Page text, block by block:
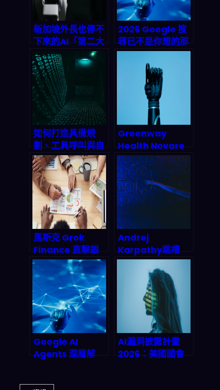
新加坡外長也停不
下來的AI「第二大
腦」：
NanoClaw如何
用1200萄USD顛
覆OpenClaw壟
斷？
2026 Google 搜
尋已不是你想的那
樣：LLM 全面接管
下的 SEO 生存法
則與流量重分配解
如何打造具備規
劃、工具呼叫與自
我批判能力的進階
Agentic AI 系
統？2026 終極實
戰指南
Greenway
Health Novare
平台實測：AI自動
編碼如何把理賠拒
付率砍半？2026
医疗IT革命全解析
馬斯克 Grok
Finance 直擊銀
行貸款業！AI語言
模型結合強化學
習，如何在2027
年重塑金融風險模
型與自動交易？
Andrej
Karpathy跳槽
Anthropic：AI安
全陣營拿下最強大
腦，矽谷人才爭奪
戰殺出一條血路
Google AI
Agents 深層解
AI漏洞披露計畫
2026：美國國會